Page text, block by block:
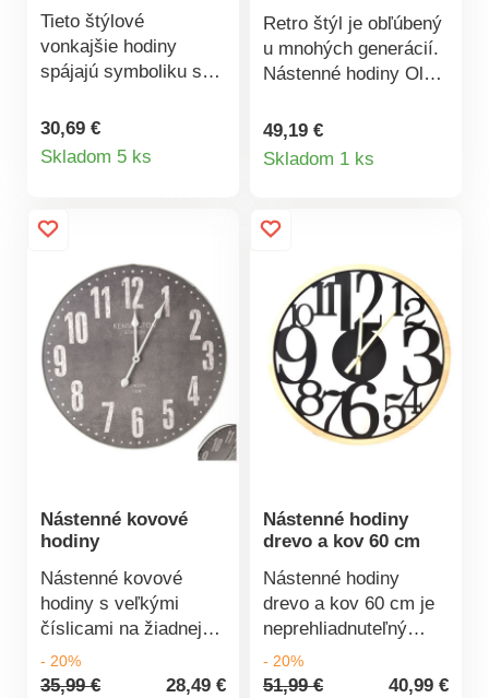
Tieto štýlové
vonkajšie hodiny
spájajú symboliku s
života“ symbolizuje
rast a spojenie s
batériu AA, 1,5 V (nie
Perfektne sa hodí na
záhradný múr, plot
alebo kôlňu.
Rustikálny kovový
povrch. Odolné voči
počasiu.
GAINSBOROUGH.
30,69 €
Skladom 5 ks
Retro štýl je obľúbený
u mnohých generácií.
Nástenné hodiny Old
vďaka veľkým
čísliciam aj pôsobivé
62 x 62 x 5 cm.
batérie (niesú
súčasťou balenia).
Nástenné hodiny Old
Town Pôsobivý retro
štýl Prevádzka na 1 x
AA batérie (niesú
súčasťou balenia)
49,19 €
Skladom 1 ks
Nástenné kovové
hodiny
Nástenné kovové
hodiny s veľkými
číslicami na žiadnej
stene neprehliadnete.
Ich jednoduchý štýl sa
- 20%
35,99 € 28,49 €
Nástenné hodiny
drevo a kov 60 cm
Nástenné hodiny
drevo a kov 60 cm je
neprehliadnuteľný
dizajnový kúsok na
stenu každého
- 20%
51,99 € 40,99 €